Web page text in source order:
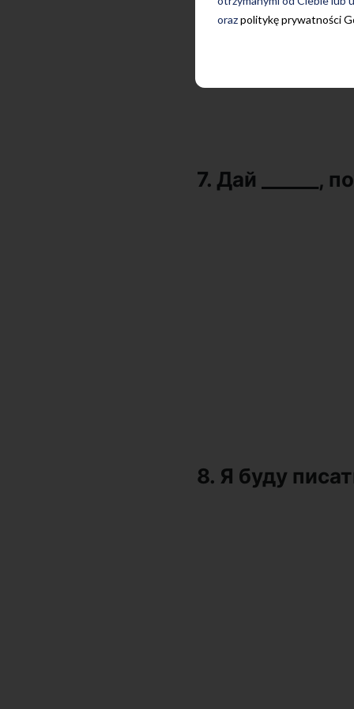
orazpolitykę prywatności
7. Дай ______,
8. Я буду